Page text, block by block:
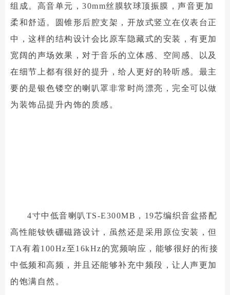
组成。高音单元，30mm丝膜软球顶振膜，声音更加
柔和舒适。圆锥形后腔支架，开放式竖立在仪表台正
中，这样的结构设计会比原车隐藏式的安装，有更加
宽阔的声场效果，对于音乐的立体感、空间感、以及
在细节上都有很好的提升，给人更好的聆听感。最主
要的是银色镂空的喇叭罩非常时尚漂亮，完全可以做
为装饰品提升内饰的质感。
4寸中低音喇叭TS-E300MB，19芯编织音盆搭配
高性能钕铁硼磁路设计，虽然还是采用原位安装，但
TA有着100Hz至16kHz的宽频响应，能够很好的衔接
中低频和高频，并且还能够补充中频段，让人声更加
的饱满自然。